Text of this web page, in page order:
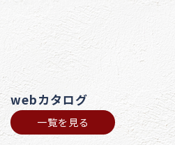
webカタログ
一覧を見る